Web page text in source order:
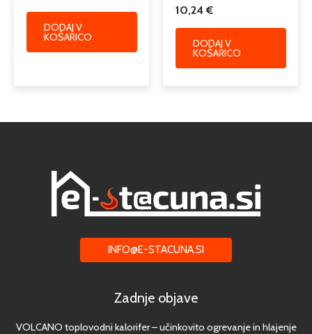
DODAJ V
KOŠARICO
10,24€
DODAJ V
KOŠARICO
INFO@E-STACUNA.SI
Zadnje objave
VOLCANO toplovodni kalorifer – učinkovito ogrevanje in hlajenje